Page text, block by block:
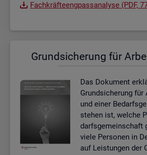
Fach­kräf­te­eng­pass­ana­ly­se (PDF,
Grund­si­che­rung für
Das Do­ku­ment
Grund­si­che­rung für
und einer
ste­hen ist, wel­che
darfs­ge­mein­schaft
viele Per­so­nen in
auf Leis­tun­gen der